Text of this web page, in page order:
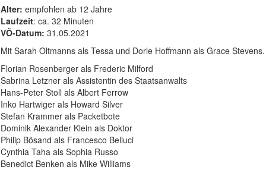
Alter: empfohlen ab 12 Jahre
Laufzeit: ca. 32 Minuten
VÖ-Datum: 31.05.2021
Mit Sarah Oltmanns als Tessa und Dorle Hoffmann als Grace Stevens.
Florian Rosenberger als Frederic Milford
Sabrina Letzner als Assistentin des Staatsanwalts
Hans-Peter Stoll als Albert Ferrow
Inko Hartwiger als Howard Silver
Stefan Krammer als Packetbote
Dominik Alexander Klein als Doktor
Philip Bösand als Francesco Belluci
Cynthia Taha als Sophia Russo
Benedict Benken als Mike Williams